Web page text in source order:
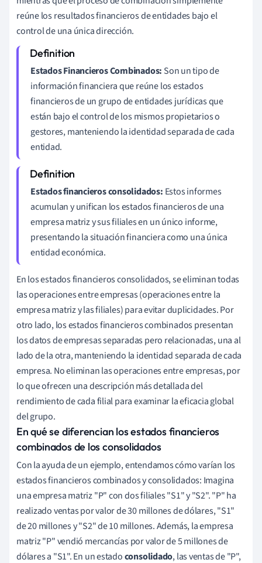
reúne los resultados financieros de entidades bajo el
control de una única dirección.
Estados Financieros Combinados: Son un tipo de
información financiera que reúne los estados
financieros de un grupo de entidades jurídicas que
están bajo el control de los mismos propietarios o
gestores, manteniendo la identidad separada de cada
entidad.
Estados financieros consolidados: Estos informes
acumulan y unifican los estados financieros de una
empresa matriz y sus filiales en un único informe,
presentando la situación financiera como una única
entidad económica.
En los estados financieros consolidados, se eliminan todas
las operaciones entre empresas (operaciones entre la
empresa matriz y las filiales) para evitar duplicidades. Por
otro lado, los estados financieros combinados presentan
los datos de empresas separadas pero relacionadas, una al
lado de la otra, manteniendo la identidad separada de cada
empresa. No eliminan las operaciones entre empresas, por
lo que ofrecen una descripción más detallada del
rendimiento de cada filial para examinar la eficacia global
del grupo.
En qué se diferencian los estados financieros
combinados de los consolidados
Con la ayuda de un ejemplo, entendamos cómo varían los
estados financieros combinados y consolidados: Imagina
una empresa matriz "P" con dos filiales "S1" y "S2". "P" ha
realizado ventas por valor de 30 millones de dólares, "S1"
de 20 millones y "S2" de 10 millones. Además, la empresa
matriz "P" vendió mercancías por valor de 5 millones de
dólares a "S1". En un estadoconsolidado, las ventas de "P",